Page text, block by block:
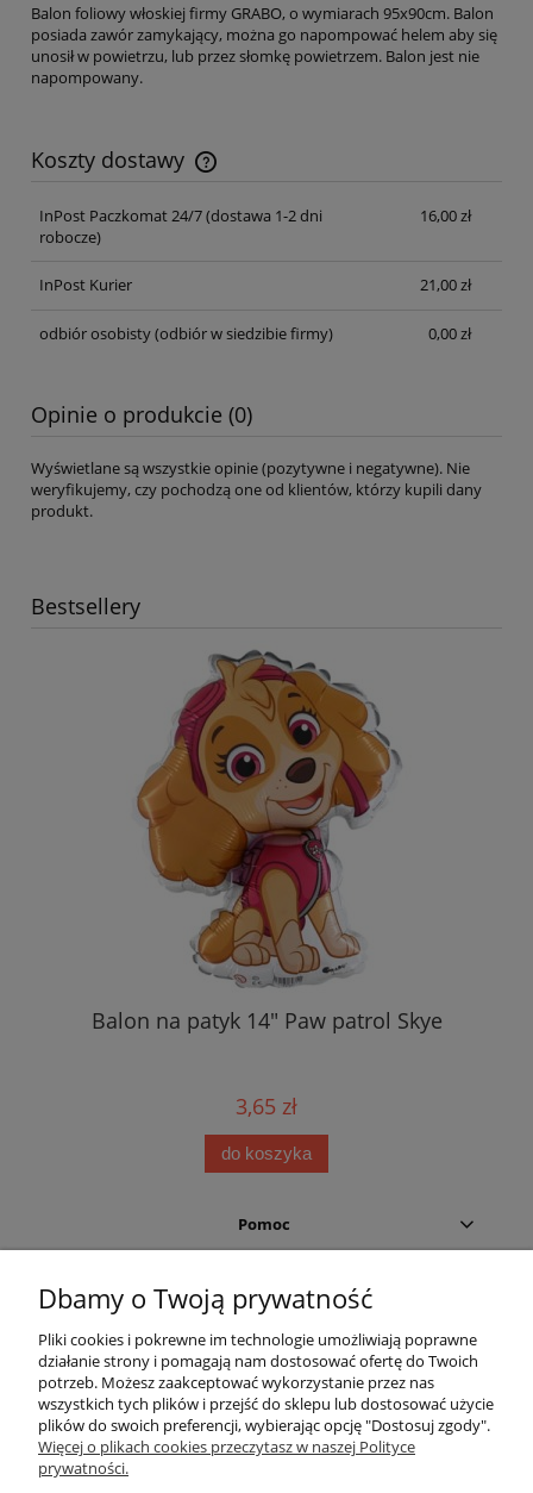
Balon foliowy włoskiej firmy GRABO, o wymiarach 95x90cm. Balon
posiada zawór zamykający, można go napompować helem aby się
unosił w powietrzu, lub przez słomkę powietrzem. Balon jest nie
napompowany.
Koszty dostawy
Cena nie zawiera ewentualnych kosztów płatności
InPost Paczkomat 24/7 (dostawa 1-2 dni
robocze)
16,00 zł
InPost Kurier 21,00 zł
odbiór osobisty(odbiór w siedzibie firmy) 0,00 zł
Opinie o produkcie (0)
Wyświetlane są wszystkie opinie (pozytywne i negatywne). Nie
weryfikujemy, czy pochodzą one od klientów, którzy kupili dany
produkt.
Bestsellery
Balon na patyk 14" Paw patrol Skye
3,65 zł
do koszyka
Pomoc
Płatności i dostawa
Informacje
O nas
Dbamy o Twoją prywatność
Pliki cookies i pokrewne im technologie umożliwiają poprawne
działanie strony i pomagają nam dostosować ofertę do Twoich
potrzeb. Możesz zaakceptować wykorzystanie przez nas
wszystkich tych plików i przejść do sklepu lub dostosować użycie
plików do swoich preferencji, wybierając opcję "Dostosuj zgody".
Więcej o plikach cookies przeczytasz w naszej Polityce
prywatności.